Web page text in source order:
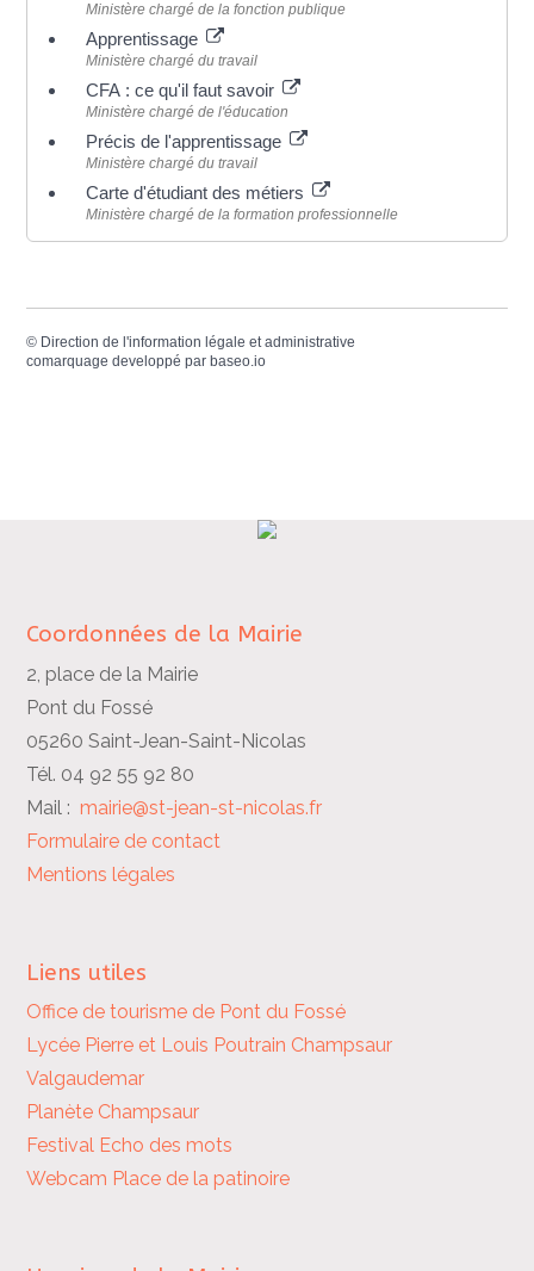
Ministère chargé de la fonction publique
Apprentissage
Ministère chargé du travail
CFA : ce qu'il faut savoir
Ministère chargé de l'éducation
Précis de l'apprentissage
Ministère chargé du travail
Carte d'étudiant des métiers
Ministère chargé de la formation professionnelle
© Direction de l'information légale et administrative
comarquage developpé par baseo.io
Coordonnées de la Mairie
2, place de la Mairie
Pont du Fossé
05260 Saint-Jean-Saint-Nicolas
Tél. 04 92 55 92 80
Mail :mairie@st-jean-st-nicolas.fr
Formulaire de contact
Mentions légales
Liens utiles
Office de tourisme de Pont du Fossé
Lycée Pierre et Louis Poutrain Champsaur
Valgaudemar
Planète Champsaur
Festival Echo des mots
Webcam Place de la patinoire